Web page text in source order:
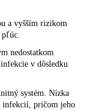
a vyšším rizikom
pľúc.
nedostatkom
v dôsledku
systém. Nízka
infekcií, pričom jeho